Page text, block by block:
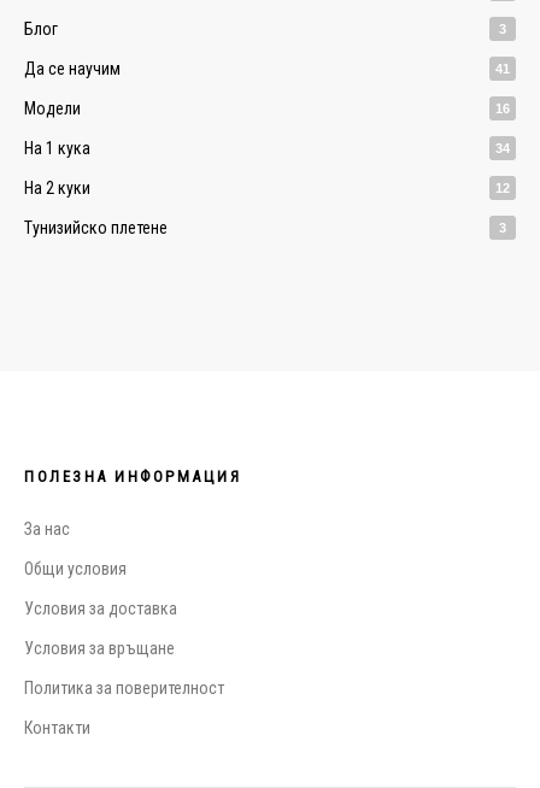
Блог 3
Да се научим 41
Модели 16
На 1 кука 34
На 2 куки 12
Тунизийско плетене 3
ПОЛЕЗНА ИНФОРМАЦИЯ
За нас
Общи условия
Условия за доставка
Условия за връщане
Политика за поверителност
Контакти